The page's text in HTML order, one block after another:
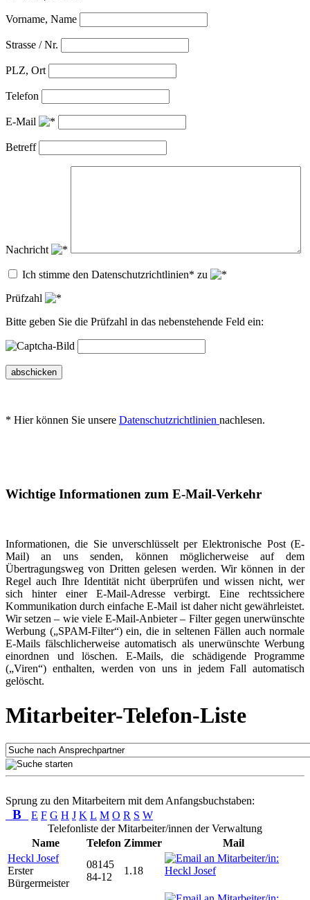
Vorname, Name
Strasse / Nr.
PLZ, Ort
Telefon
E-Mail
Betreff
Nachricht
Ich stimme den Datenschutzrichtlinien* zu
Prüfzahl
Bitte geben Sie die Prüfzahl in das nebenstehende Feld ein:
abschicken
* Hier können Sie unsere Datenschutzrichtlinien nachlesen.
Wichtige Informationen zum E-Mail-Verkehr
Informationen, die Sie unverschlüsselt per Elektronische Post (E-
Mail) an uns senden, können möglicherweise auf dem
Übertragungsweg von Dritten gelesen werden. Wir können in der
Regel auch Ihre Identität nicht überprüfen und wissen nicht, wer
sich hinter einer E-Mail-Adresse verbirgt. Eine rechtssichere
Kommunikation durch einfache E-Mail ist daher nicht gewährleistet.
Wir setzen – wie viele E-Mail-Anbieter – Filter gegen unerwünschte
Werbung („SPAM-Filter“) ein, die in seltenen Fällen auch normale
E-Mails fälschlicherweise automatisch als unerwünschte Werbung
einordnen und löschen. E-Mails, die schädigende Programme
(„Viren“) enthalten, werden von uns in jedem Fall automatisch
gelöscht.
Mitarbeiter-Telefon-Liste
Sprung zu den Mitarbeitern mit dem Anfangsbuchstaben:
B E F G H J K L M O R S W
Telefonliste der Mitarbeiter/innen der Verwaltung
Name
Telefon Zimmer
Mail
Heckl Josef
Erster
Bürgermeister
08145
84-12
1.18